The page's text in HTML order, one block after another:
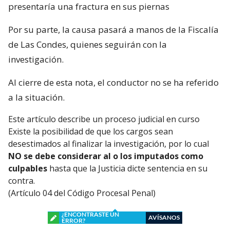
presentaría una fractura en sus piernas
Por su parte, la causa pasará a manos de la Fiscalía
de Las Condes, quienes seguirán con la
investigación.
Al cierre de esta nota, el conductor no se ha referido
a la situación.
Este artículo describe un proceso judicial en curso
Existe la posibilidad de que los cargos sean
desestimados al finalizar la investigación, por lo cual
NO se debe considerar al o los imputados como
culpables hasta que la Justicia dicte sentencia en su
contra.
(Artículo 04 del Código Procesal Penal)
¿ENCONTRASTE UN
ERROR?
AVÍSANOS